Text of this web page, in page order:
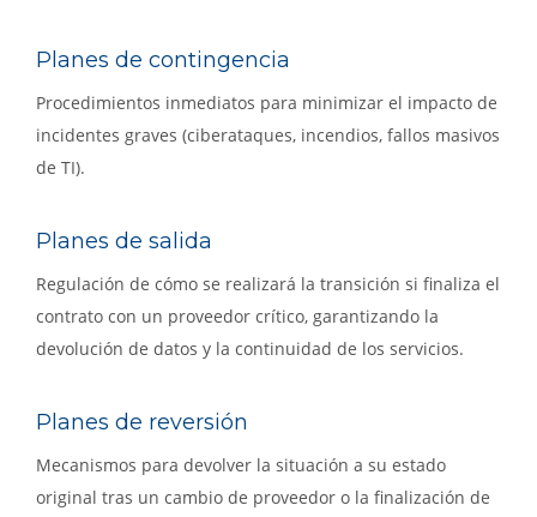
Planes de contingencia
Procedimientos inmediatos para minimizar el impacto de
incidentes graves (ciberataques, incendios, fallos masivos
de TI).
Planes de salida
Regulación de cómo se realizará la transición si finaliza el
contrato con un proveedor crítico, garantizando la
devolución de datos y la continuidad de los servicios.
Planes de reversión
Mecanismos para devolver la situación a su estado
original tras un cambio de proveedor o la finalización de